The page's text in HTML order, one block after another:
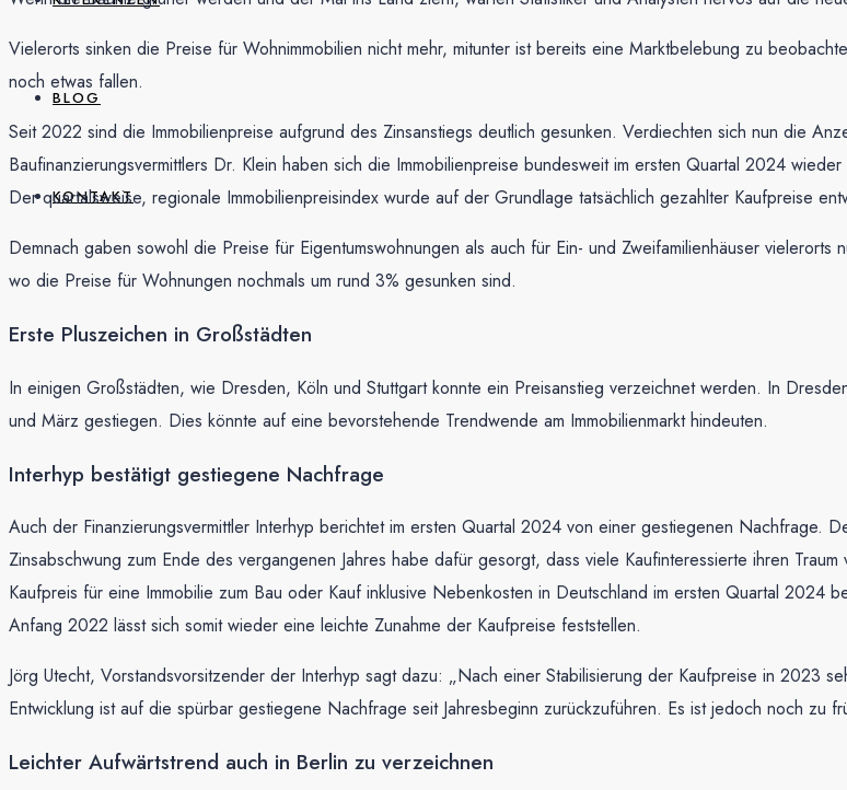
BLOG
KONTAKT
Vielerorts sinken die Preise für Wohnimmobilien nicht mehr, mitunter ist bereits eine Marktbelebung zu
noch etwas fallen.
Seit 2022 sind die Immobilienpreise aufgrund des Zinsanstiegs deutlich gesunken. Verdiechten sich nun die
Baufinanzierungsvermittlers Dr. Klein haben sich die Immobilienpreise bundesweit im ersten Quartal 2024
Der quartalsweise, regionale Immobilienpreisindex wurde auf der Grundlage tatsächlich gezahlter Kaufpreise
Demnach gaben sowohl die Preise für Eigentumswohnungen als auch für Ein- und Zweifamilienhäuser
wo die Preise für Wohnungen nochmals um rund 3% gesunken sind.
Erste Pluszeichen in Großstädten
In einigen Großstädten, wie Dresden, Köln und Stuttgart konnte ein Preisanstieg verzeichnet werden. In
und März gestiegen. Dies könnte auf eine bevorstehende Trendwende am Immobilienmarkt hindeuten.
Interhyp bestätigt gestiegene Nachfrage
Auch der Finanzierungsvermittler Interhyp berichtet im ersten Quartal 2024 von einer gestiegenen Nachfrage.
Zinsabschwung zum Ende des vergangenen Jahres habe dafür gesorgt, dass viele Kaufinteressierte ihren
Kaufpreis für eine Immobilie zum Bau oder Kauf inklusive Nebenkosten in Deutschland im ersten Quartal
Anfang 2022 lässt sich somit wieder eine leichte Zunahme der Kaufpreise feststellen.
Jörg Utecht, Vorstandsvorsitzender der Interhyp sagt dazu: „Nach einer Stabilisierung der Kaufpreise in 2023
Entwicklung ist auf die spürbar gestiegene Nachfrage seit Jahresbeginn zurückzuführen. Es ist jedoch noch zu
Leichter Aufwärtstrend auch in Berlin zu verzeichnen